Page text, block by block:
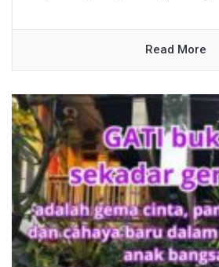
Read More